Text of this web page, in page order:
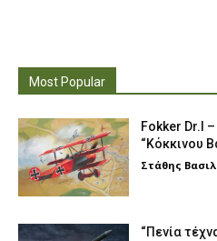
Most Popular
Fokker Dr.I
“Κόκκινου
Στάθης
“Πενία